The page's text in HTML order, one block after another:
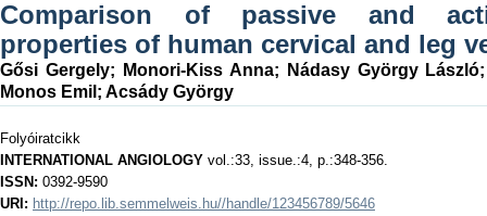
Comparison of passive and
properties of human cervical and leg
Gősi Gergely; Monori-Kiss Anna; Nádasy György László
Monos Emil ; Acsády György
Folyóiratcikk
INTERNATIONAL ANGIOLOGY vol.:33, issue.:4, p.:348-356.
ISSN: 0392-9590
URI: http://repo.lib.semmelweis.hu//handle/123456789/5646